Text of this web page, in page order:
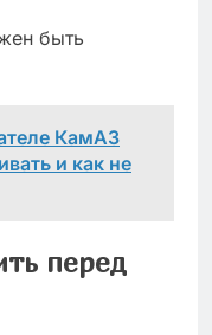
быть
КамАЗ
и как не
перед